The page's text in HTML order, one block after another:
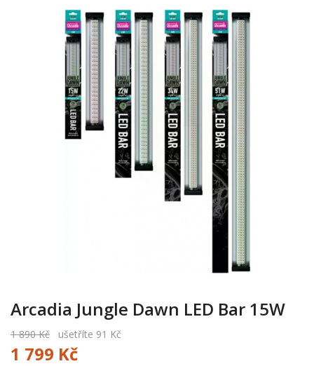
Arcadia Jungle Dawn LED Bar 15W
1 890 Kč ušetříte 91 Kč
1 799 Kč